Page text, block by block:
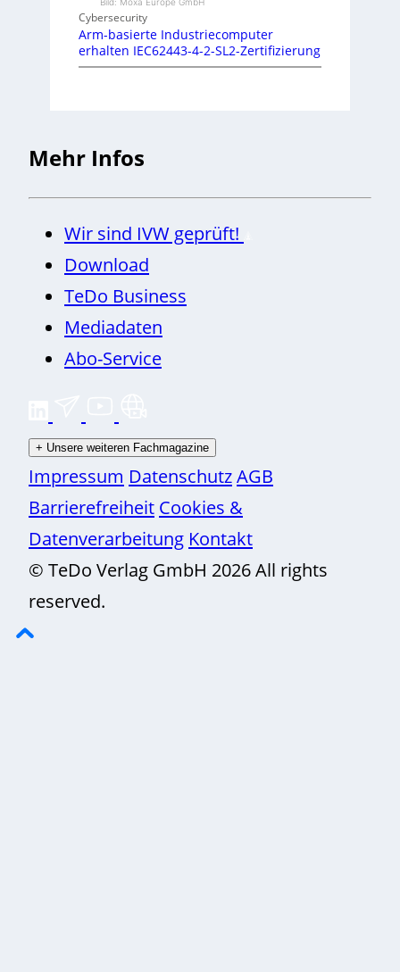
Cybersecurity
Arm-basierte Industriecomputer
erhalten IEC62443-4-2-SL2-Zertifizierung
Mehr Infos
Wir sind IVW geprüft!
Download
TeDo Business
Mediadaten
Abo-Service
+ Unsere weiteren Fachmagazine
Impressum DatenschutzAGB
Barrierefreiheit Cookies &
Datenverarbeitung Kontakt
© TeDo Verlag GmbH 2026 All rights
reserved.